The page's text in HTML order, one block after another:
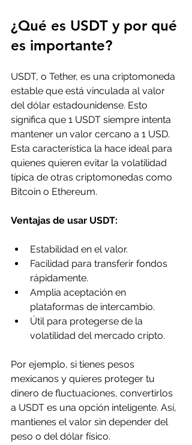
¿Qué es USDT y por qué
es importante?
USDT, o Tether, es una criptomoneda
estable que está vinculada al valor
del dólar estadounidense. Esto
significa que 1 USDT siempre intenta
mantener un valor cercano a 1 USD.
Esta característica la hace ideal para
quienes quieren evitar la volatilidad
típica de otras criptomonedas como
Bitcoin o Ethereum.
Ventajas de usar USDT:
Estabilidad en el valor.
Facilidad para transferir fondos
rápidamente.
Amplia aceptación en
plataformas de intercambio.
Útil para protegerse de la
volatilidad del mercado cripto.
Por ejemplo, si tienes pesos
mexicanos y quieres proteger tu
dinero de fluctuaciones, convertirlos
a USDT es una opción inteligente. Así,
mantienes el valor sin depender del
peso o del dólar físico.